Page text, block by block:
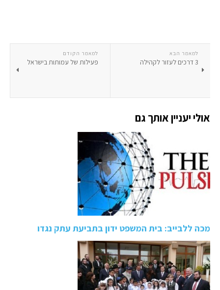
למאמר הקודם
פעילות של עמותות בישראל
למאמר הבא
3 דרכים לעזור לקהילה
אולי יעניין אותך גם
מכה ללבייב: בית המשפט ידון בתביעת עתק נגדו